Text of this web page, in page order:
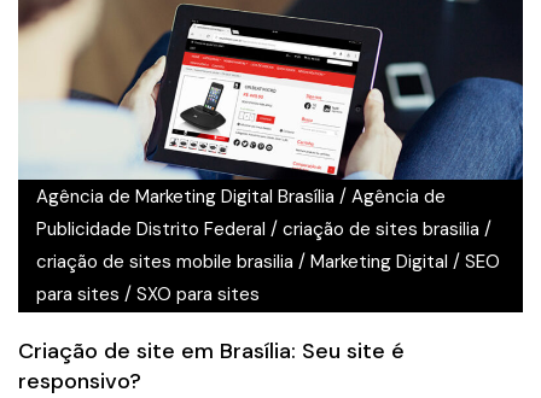
Agência de Marketing Digital Brasília / Agência de
Publicidade Distrito Federal / criação de sites brasilia /
criação de sites mobile brasilia / Marketing Digital / SEO
para sites / SXO para sites
Criação de site em Brasília: Seu site é
responsivo?